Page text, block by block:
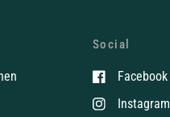
Social
Facebook
Instagram